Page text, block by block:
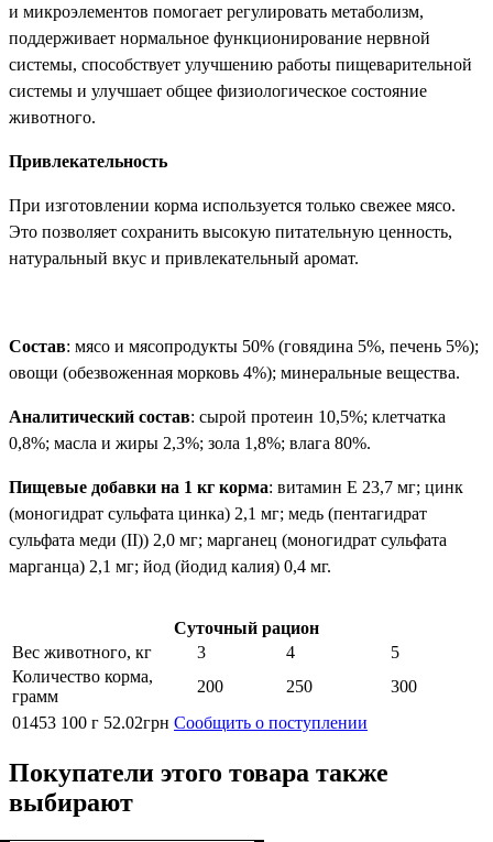
и микроэлементов помогает регулировать метаболизм,
поддерживает нормальное функционирование нервной
системы, способствует улучшению работы пищеварительной
системы и улучшает общее физиологическое состояние
животного.
Привлекательность
При изготовлении корма используется только свежее мясо.
Это позволяет сохранить высокую питательную ценность,
натуральный вкус и привлекательный аромат.
Состав: мясо и мясопродукты 50% (говядина 5%, печень 5%);
овощи (обезвоженная морковь 4%); минеральные вещества.
Аналитический состав: сырой протеин 10,5%; клетчатка
0,8%; масла и жиры 2,3%; зола 1,8%; влага 80%.
Пищевые добавки на 1 кг корма: витамин Е 23,7 мг; цинк
(моногидрат сульфата цинка) 2,1 мг; медь (пентагидрат
сульфата меди (II)) 2,0 мг; марганец (моногидрат сульфата
марганца) 2,1 мг; йод (йодид калия) 0,4 мг.
Суточный рацион
Вес животного, кг
3 4
5
Количество корма,
грамм
200 250
300
01453 100 г 52.02грн Сообщить о поступлении
Покупатели этого товара также
выбирают